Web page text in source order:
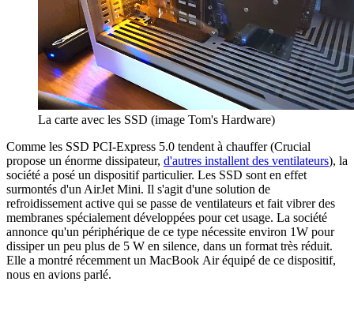
La carte avec les SSD (image Tom's Hardware)
Comme les SSD PCI-Express 5.0 tendent à chauffer (Crucial
propose un énorme dissipateur, d'autres installent des ventilateurs), la
société a posé un dispositif particulier. Les SSD sont en effet
surmontés d'un AirJet Mini. Il s'agit d'une solution de
refroidissement active qui se passe de ventilateurs et fait vibrer des
membranes spécialement développées pour cet usage. La société
annonce qu'un périphérique de ce type nécessite environ 1W pour
dissiper un peu plus de 5 W en silence, dans un format très réduit.
Elle a montré récemment un MacBook Air équipé de ce dispositif,
nous en avions parlé.